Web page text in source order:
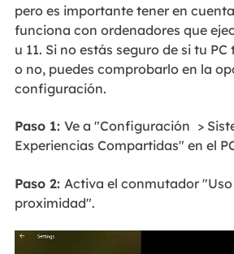
pero es importante tener en
funciona con ordenadores que
u 11. Si no estás seguro de si tu
o no, puedes comprobarlo en la
configuración.
Paso 1: Ve a "Configuración >
Experiencias Compartidas" en el
Paso 2: Activa el conmutador
proximidad".